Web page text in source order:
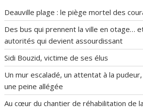
Deauville plage : le piège mortel des
Des bus qui prennent la ville en otage…
autorités qui devient assourdissant
Sidi Bouzid, victime de ses élus
Un mur escaladé, un attentat à la
une peine allégée
Au cœur du chantier de réhabilitation de